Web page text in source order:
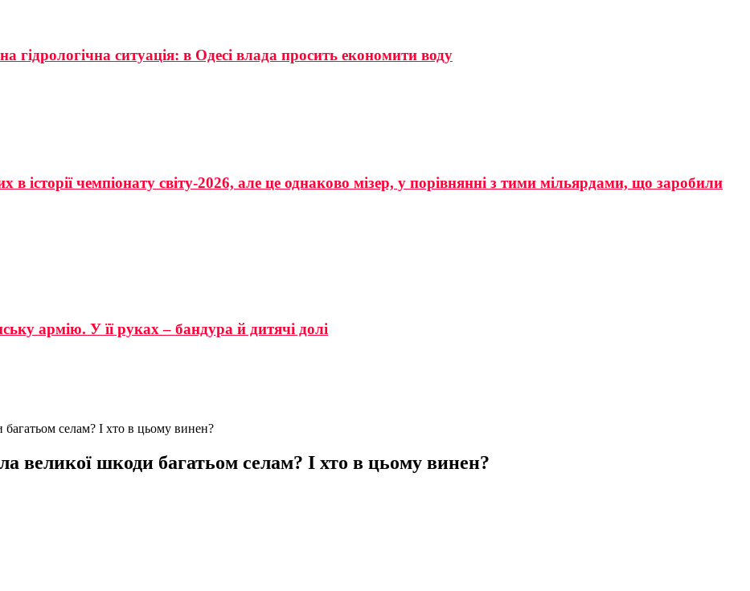
гідрологічна ситуація: в Одесі влада просить економити воду
в історії чемпіонату світу-2026, але це однаково мізер, у порівнянні з тими мільярдами, що заробили
армію. У її руках – бандура й дитячі долі
селам? І хто в цьому винен?
великої шкоди багатьом селам? І хто в цьому винен?